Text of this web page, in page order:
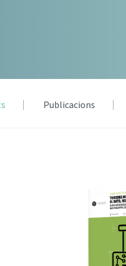
Publicacions